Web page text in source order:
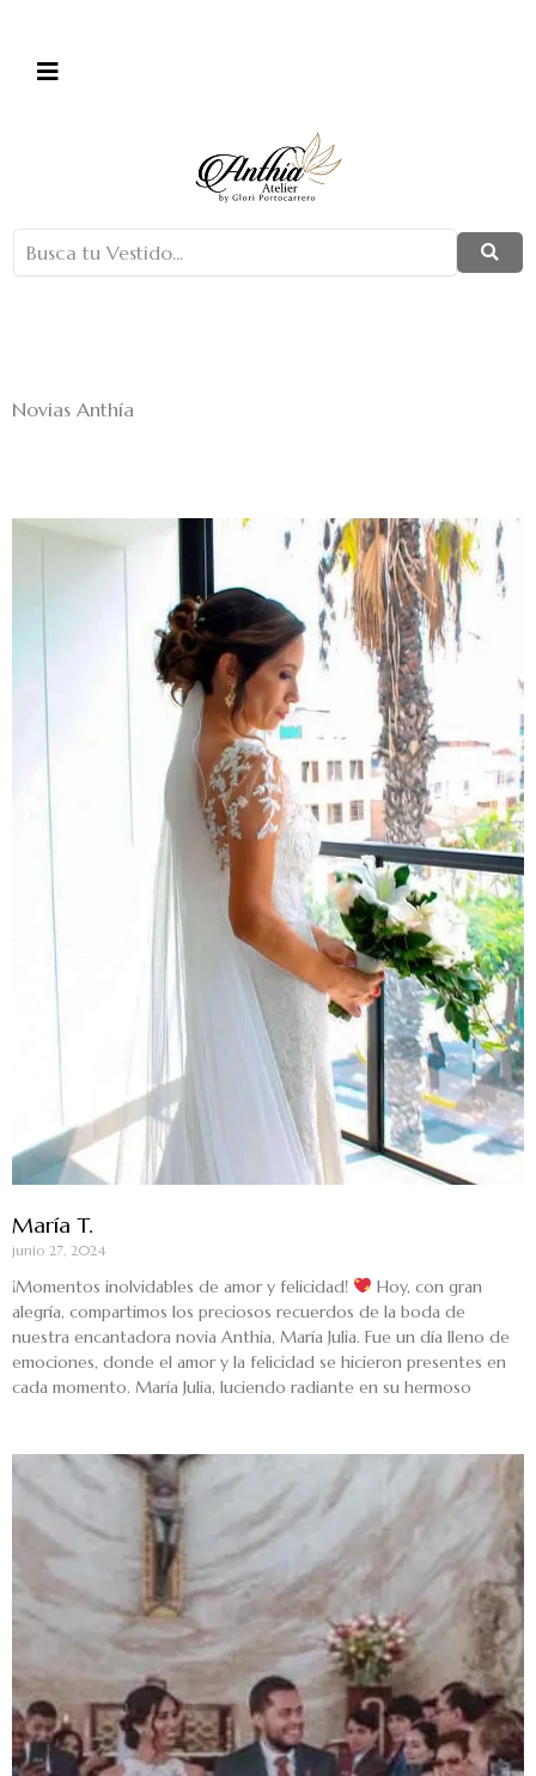
contenido
Novias Anthía
María T.
junio 27, 2024
¡Momentos inolvidables de amor y felicidad!
Hoy, con gran
alegría, compartimos los preciosos recuerdos de la boda de
nuestra encantadora novia Anthia, María Julia. Fue un día lleno de
emociones, donde el amor y la felicidad se hicieron presentes en
cada momento. María Julia, luciendo radiante en su hermoso